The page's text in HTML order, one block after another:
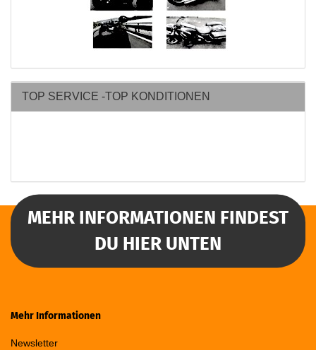
TOP SERVICE -TOP KONDITIONEN
MEHR INFORMATIONEN FINDEST
DU HIER UNTEN
Mehr Informationen
Newsletter